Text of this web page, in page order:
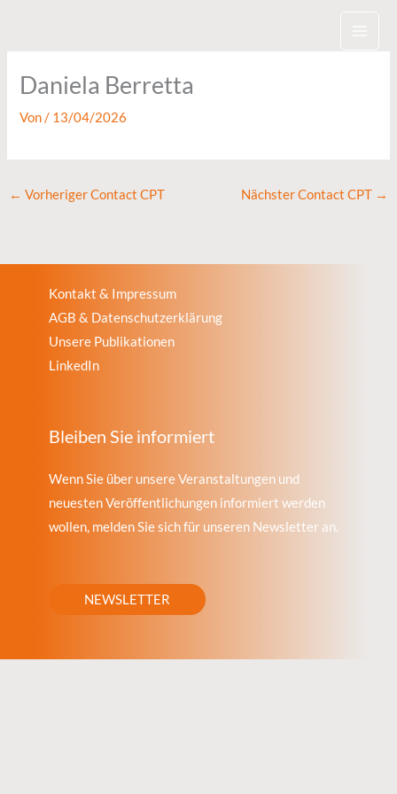
Daniela Berretta
Von/ 13/04/2026
← Vorheriger Contact CPT Nächster Contact CPT →
Kontakt & Impressum
AGB & Datenschutzerklärung
Unsere Publikationen
LinkedIn
Bleiben Sie informiert
Wenn Sie über unsere Veranstaltungen und
neuesten Veröffentlichungen informiert werden
wollen, melden Sie sich für unseren Newsletter an.
NEWSLETTER